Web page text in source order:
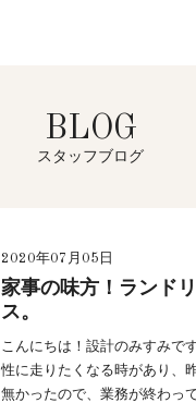
BLOG
スタッフブログ
2020年07月05日
家事の味方！ランド
ス。
こんにちは！設計のみすみで
性に走りたくなる時があり、
無かったので、業務が終わっ